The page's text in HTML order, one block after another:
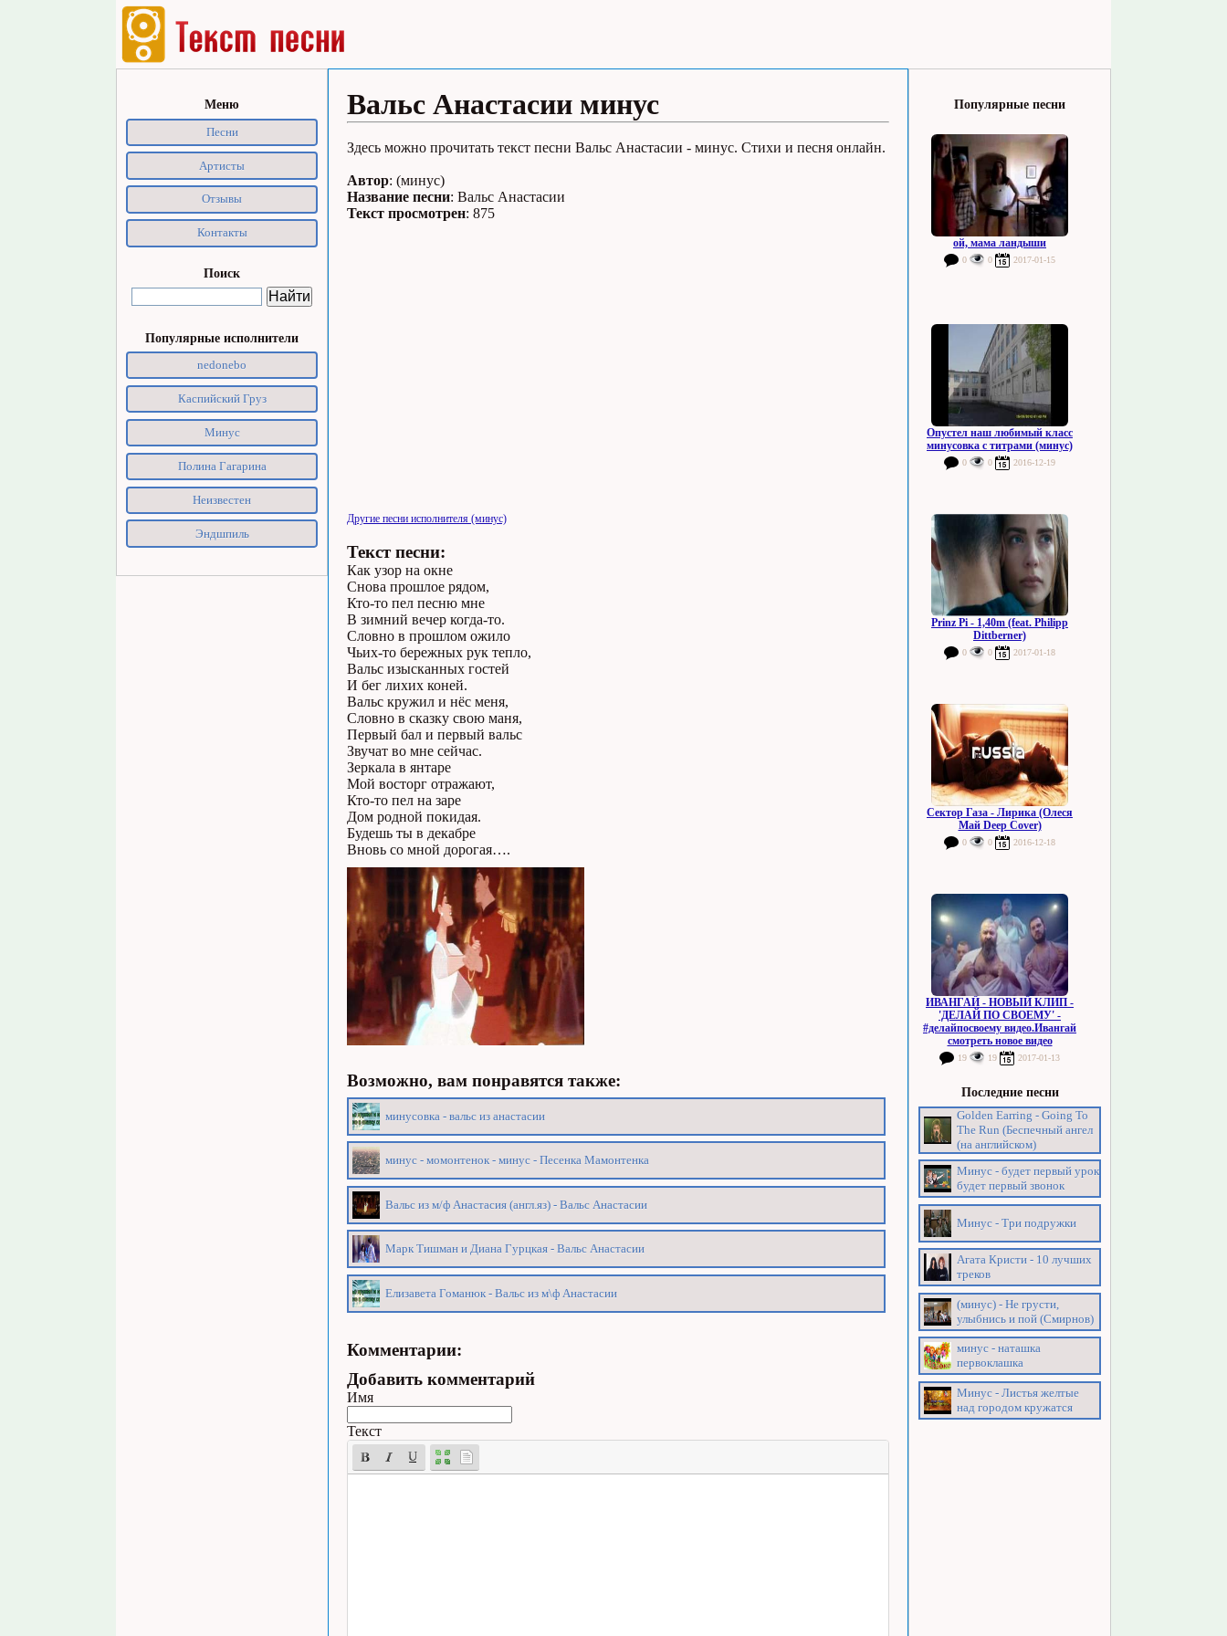
Меню
Песни
Артисты
Отзывы
Контакты
Поиск
Популярные исполнители
nedonebo
Каспийский Груз
Минус
Полина Гагарина
Неизвестен
Эндшпиль
Вальс Анастасии минус
Здесь можно прочитать текст песни Вальс Анастасии - минус. Стихи и песня онлайн.
Автор: (минус)
Название песни: Вальс Анастасии
Текст просмотрен: 875
Другие песни исполнителя (минус)
Текст песни:
Как узор на окне
Снова прошлое рядом,
Кто-то пел песню мне
В зимний вечер когда-то.
Словно в прошлом ожило
Чьих-то бережных рук тепло,
Вальс изысканных гостей
И бег лихих коней.
Вальс кружил и нёс меня,
Словно в сказку свою маня,
Первый бал и первый вальс
Звучат во мне сейчас.
Зеркала в янтаре
Мой восторг отражают,
Кто-то пел на заре
Дом родной покидая.
Будешь ты в декабре
Вновь со мной дорогая….
Возможно, вам понравятся также:
минусовка - вальс из анастасии
минус - момонтенок - минус - Песенка Мамонтенка
Вальс из м/ф Анастасия (англ.яз) - Вальс Анастасии
Марк Тишман и Диана Гурцкая - Вальс Анастасии
Елизавета Гоманюк - Вальс из м\ф Анастасии
Комментарии:
Добавить комментарий
Имя
Текст
Популярные песни
ой, мама ландыши
0 0 2017-01-15
Опустел наш любимый класс
минусовка с титрами (минус)
0 0 2016-12-19
Prinz Pi - 1,40m (feat. Philipp
Dittberner)
0 0 2017-01-18
Сектор Газа - Лирика (Олеся
Май Deep Cover)
0 0 2016-12-18
ИВАНГАЙ - НОВЫЙ КЛИП -
'ДЕЛАЙ ПО СВОЕМУ' -
#делайпосвоему видео.Ивангай
смотреть новое видео
19 19 2017-01-13
Последние песни
Golden Earring - Going To
The Run (Беспечный ангел
(на английском)
Минус - будет первый урок
будет первый звонок
Минус - Три подружки
Агата Кристи - 10 лучших
треков
(минус) - Не грусти,
улыбнись и пой (Смирнов)
минус - наташка
первоклашка
Минус - Листья желтые
над городом кружатся